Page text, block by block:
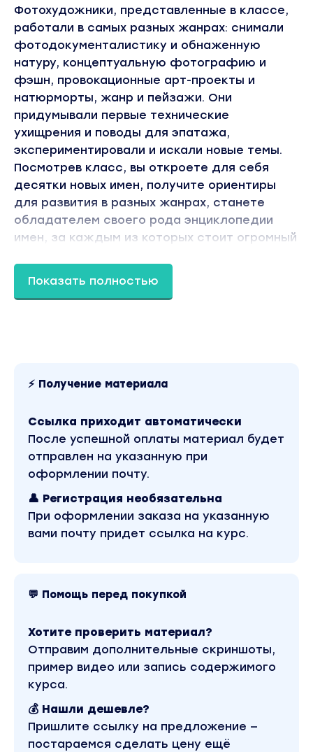
Фотохудожники, представленные в классе,
работали в самых разных жанрах: снимали
фотодокументалистику и обнаженную
натуру, концептуальную фотографию и
фэшн, провокационные арт-проекты и
натюрморты, жанр и пейзажи. Они
придумывали первые технические
ухищрения и поводы для эпатажа,
экспериментировали и искали новые темы.
Посмотрев класс, вы откроете для себя
десятки новых имен, получите ориентиры
для развития в разных жанрах, станете
обладателем своего рода энциклопедии
имен, за каждым из которых стоит огромный
Видео без ватермарков!
Посмотрев этот класс, вы:
Познакомитесь с творчеством 120 знаковых
фотографов.
Получите ориентиры для личного развития.
для учащихся самых разных уровней
подготовки, автор статей, обзоров,
шеф-редактор журнала «Фото»
портала THG.ru, авторитетный
обозреватель техники FUJIFILM,
Nikon, Sony, Canon и Panasonic,
независимый фотограф.
оформлял игры, работал в
полиграфии, занимался 3D-
моделлингом, анимацией, трудился в
сфере киномонтажа, композинга и
Показать полностью
⚡ Получение материала
Ссылка приходит автоматически
После успешной оплаты материал будет
отправлен на указанную при
оформлении почту.
👤 Регистрация необязательна
При оформлении заказа на указанную
вами почту придет ссылка на курс.
💬 Помощь перед покупкой
Хотите проверить материал?
Отправим дополнительные скриншоты,
пример видео или запись содержимого
курса.
💰 Нашли дешевле?
Пришлите ссылку на предложение —
постараемся сделать цену ещё